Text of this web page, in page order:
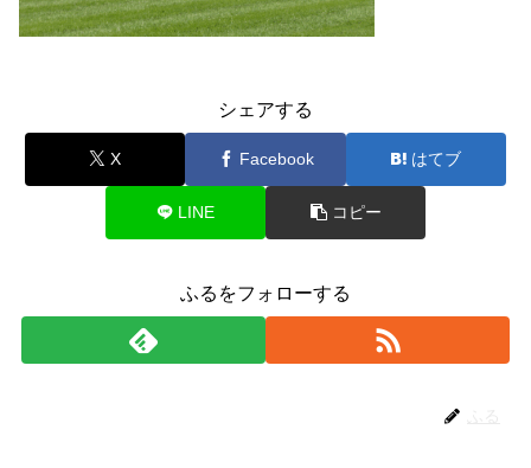
シェアする
X Facebook はてブ
LINE コピー
ふるをフォローする